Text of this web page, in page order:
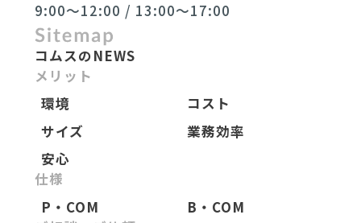
9:00〜12:00 / 13:00〜17:00
コムスのNEWS
メリット
環境
コスト
サイズ
業務効率
安心
仕様
P・COM
B・COM